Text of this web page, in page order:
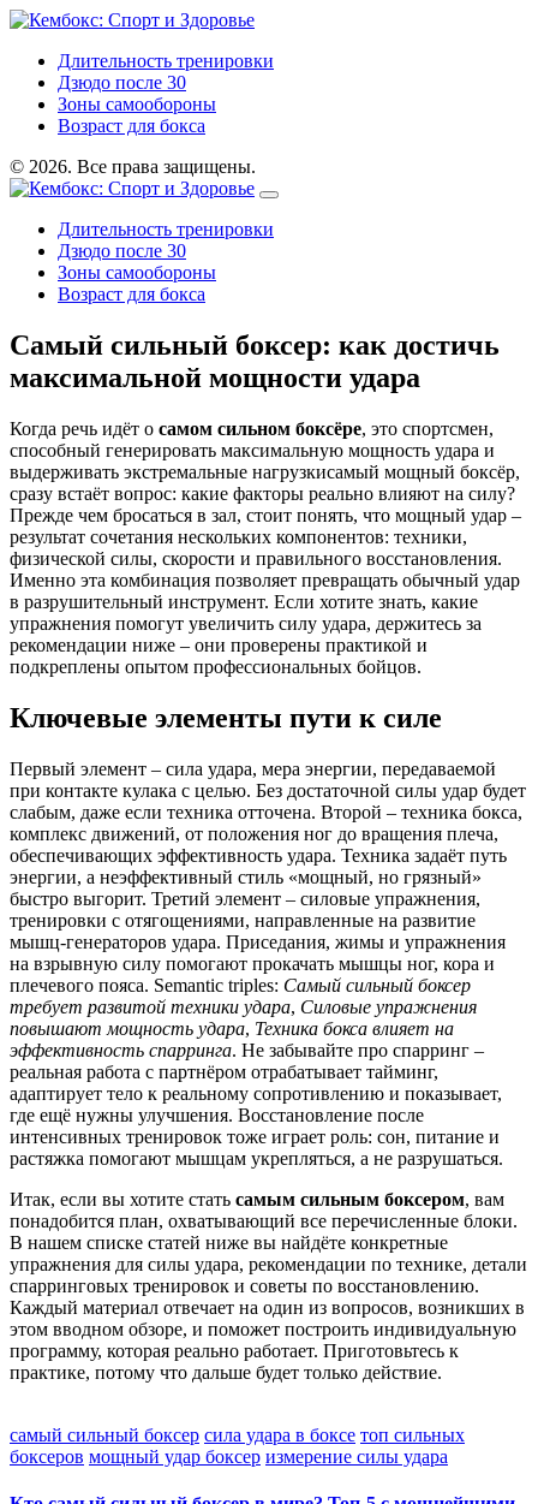
Длительность тренировки
Дзюдо после 30
Зоны самообороны
Возраст для бокса
© 2026. Все права защищены.
Длительность тренировки
Дзюдо после 30
Зоны самообороны
Возраст для бокса
Самый сильный боксер: как достичь
максимальной мощности удара
Когда речь идёт о самом сильном боксёре, это спортсмен,
способный генерировать максимальную мощность удара и
выдерживать экстремальные нагрузкисамый мощный боксёр,
сразу встаёт вопрос: какие факторы реально влияют на силу?
Прежде чем бросаться в зал, стоит понять, что мощный удар –
результат сочетания нескольких компонентов: техники,
физической силы, скорости и правильного восстановления.
Именно эта комбинация позволяет превращать обычный удар
в разрушительный инструмент. Если хотите знать, какие
упражнения помогут увеличить силу удара, держитесь за
рекомендации ниже – они проверены практикой и
подкреплены опытом профессиональных бойцов.
Ключевые элементы пути к силе
Первый элемент – сила удара, мера энергии, передаваемой
при контакте кулака с целью. Без достаточной силы удар будет
слабым, даже если техника отточена. Второй – техника бокса,
комплекс движений, от положения ног до вращения плеча,
обеспечивающих эффективность удара. Техника задаёт путь
энергии, а неэффективный стиль «мощный, но грязный»
быстро выгорит. Третий элемент – силовые упражнения,
тренировки с отягощениями, направленные на развитие
мышц‑генераторов удара. Приседания, жимы и упражнения
на взрывную силу помогают прокачать мышцы ног, кора и
плечевого пояса. Semantic triples: Самый сильный боксер
требует развитой техники удара, Силовые упражнения
повышают мощность удара, Техника бокса влияет на
эффективность спарринга. Не забывайте про спарринг –
реальная работа с партнёром отрабатывает тайминг,
адаптирует тело к реальному сопротивлению и показывает,
где ещё нужны улучшения. Восстановление после
интенсивных тренировок тоже играет роль: сон, питание и
растяжка помогают мышцам укрепляться, а не разрушаться.
Итак, если вы хотите стать самым сильным боксером, вам
понадобится план, охватывающий все перечисленные блоки.
В нашем списке статей ниже вы найдёте конкретные
упражнения для силы удара, рекомендации по технике, детали
спарринговых тренировок и советы по восстановлению.
Каждый материал отвечает на один из вопросов, возникших в
этом вводном обзоре, и поможет построить индивидуальную
программу, которая реально работает. Приготовьтесь к
практике, потому что дальше будет только действие.
самый сильный боксер сила удара в боксе топ сильных
боксеров мощный удар боксер измерение силы удара